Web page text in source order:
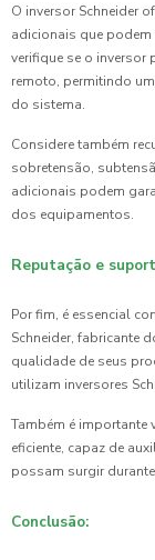
O inversor Schneider
adicionais que
verifique se o
remoto, permitindo
do sistema.
Considere também
sobretensão,
adicionais podem
dos equipamentos.
Reputação e
Por fim, é essencial
Schneider, fabricante
qualidade de seus
utilizam inversores
Também é importante
eficiente, capaz de
possam surgir
Conclusão: